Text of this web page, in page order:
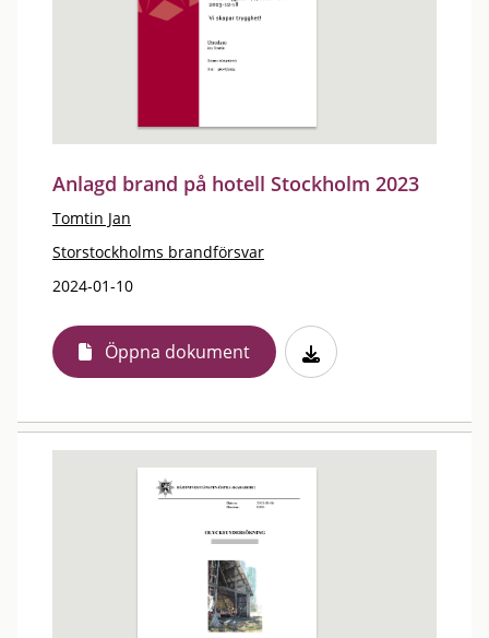
Anlagd brand på hotell Stockholm 2023
Tomtin Jan
Storstockholms brandförsvar
2024-01-10
Öppna dokument